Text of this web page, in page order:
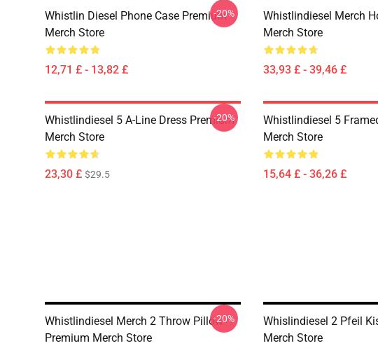
Whistlin Diesel Phone Case Premium
Merch Store
12,71 £ - 13,82 £
-20%
Whistlindiesel Merch
Merch Store
33,93 £ - 39,46 £
Whistlindiesel 5 A-Line Dress Premium
Merch Store
23,30 £ $29.5
-20%
Whistlindiesel 5
Merch Store
15,64 £ - 36,26 £
Whistlindiesel Merch 2 Throw Pillow
Premium Merch Store
-20%
Whislindiesel 2 Pfeil
Merch Store